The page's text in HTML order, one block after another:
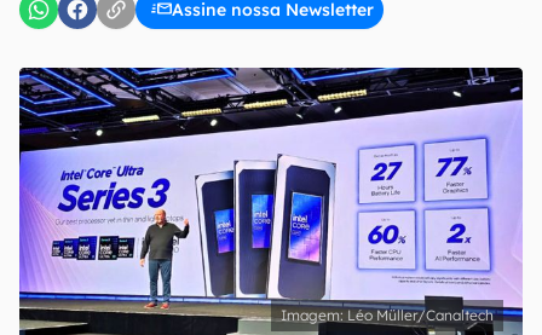
Assine nossa Newsletter
Confirmo que li, aceito e concordo com os Termos de
Uso e Política de Privacidade do Canaltech.
Léo Müller/Canaltech